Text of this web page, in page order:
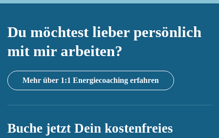
Du möchtest lieber persönlich
mit mir arbeiten?
Mehr über 1:1 Energiecoaching erfahren
Buche jetzt Dein kostenfreies